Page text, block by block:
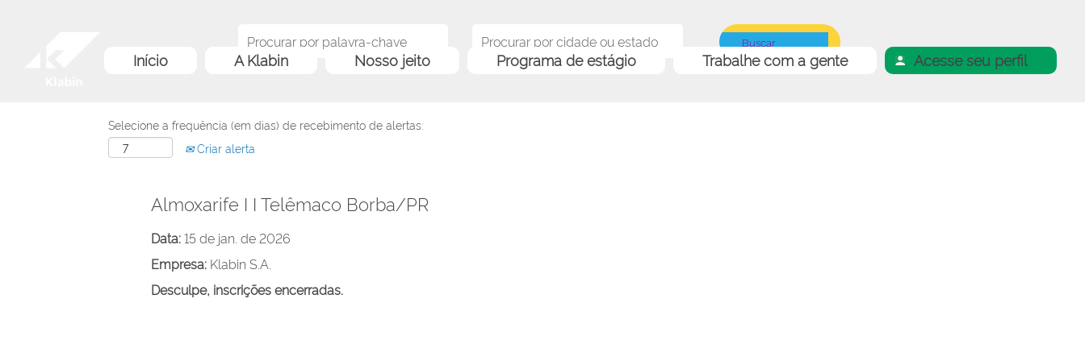
Início A Klabin Nosso jeito Programa de estágio Trabalhe com a gente Acesse seu perfil
Selecione a frequência (em dias) de recebimento de alertas:
Criar alerta
Almoxarife I I Telêmaco Borba/PR
Data:15 de jan. de 2026
Empresa: Klabin S.A.
Desculpe, inscrições encerradas.